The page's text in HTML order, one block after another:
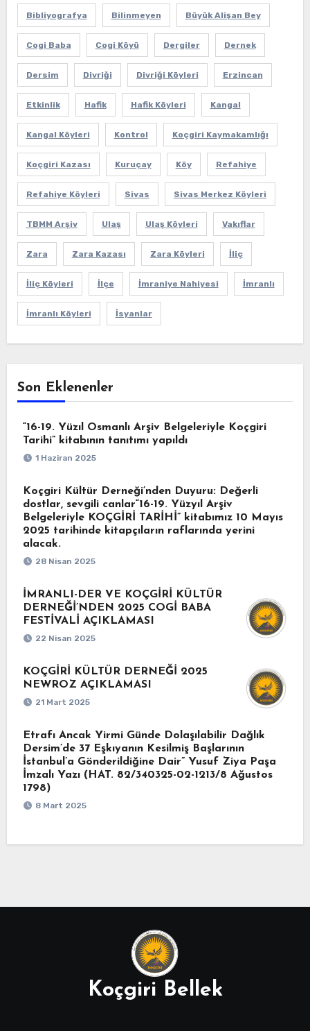
Bibliyografya Bilinmeyen Büyük Alişan Bey
Cogi Baba Cogi Köyü Dergiler Dernek
Dersim Divriği Divriği Köyleri Erzincan
Etkinlik Hafik Hafik Köyleri Kangal
Kangal Köyleri Kontrol Koçgiri Kaymakamlığı
Koçgiri Kazası Kuruçay Köy Refahiye
Refahiye Köyleri Sivas Sivas Merkez Köyleri
TBMM Arşiv Ulaş Ulaş Köyleri Vakıflar
Zara Zara Kazası Zara Köyleri İliç
İliç Köyleri İlçe İmraniye Nahiyesi İmranlı
İmranlı Köyleri İsyanlar
Son Eklenenler
“16-19. Yüzıl Osmanlı Arşiv Belgeleriyle Koçgiri
Tarihi” kitabının tanıtımı yapıldı
1 Haziran 2025
Koçgiri Kültür Derneği’nden Duyuru: Değerli
dostlar, sevgili canlar“16-19. Yüzyıl Arşiv
Belgeleriyle KOÇGİRİ TARİHİ” kitabımız 10 Mayıs
2025 tarihinde kitapçıların raflarında yerini
alacak.
28 Nisan 2025
İMRANLI-DER VE KOÇGİRİ KÜLTÜR
DERNEĞİ’NDEN 2025 COGİ BABA
FESTİVALİ AÇIKLAMASI
22 Nisan 2025
KOÇGİRİ KÜLTÜR DERNEĞİ 2025
NEWROZ AÇIKLAMASI
21 Mart 2025
Etrafı Ancak Yirmi Günde Dolaşılabilir Dağlık
Dersim’de 37 Eşkıyanın Kesilmiş Başlarının
İstanbul’a Gönderildiğine Dair” Yusuf Ziya Paşa
İmzalı Yazı (HAT. 82/340325-02-1213/8 Ağustos
1798)
8 Mart 2025
Koçgiri Bellek